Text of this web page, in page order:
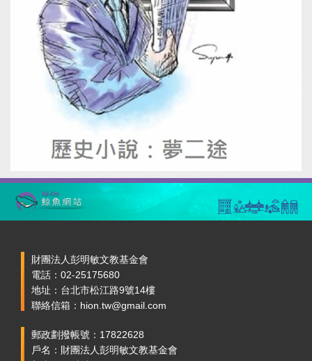
財團法人彭明敏文教基金會
電話：02-25175680
地址：台北市松江路9號14樓
聯絡信箱：hion.tw@gmail.com
郵政劃撥帳號：17822628
戶名：財團法人彭明敏文教基金會